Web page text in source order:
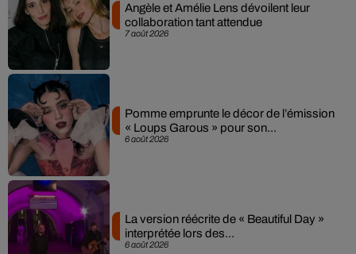
7 août 2026
Angèle et Amélie Lens dévoilent leur
collaboration tant attendue
6 août 2026
Pomme emprunte le décor de l’émission
« Loups Garous » pour son...
6 août 2026
La version réécrite de « Beautiful Day »
interprétée lors des...